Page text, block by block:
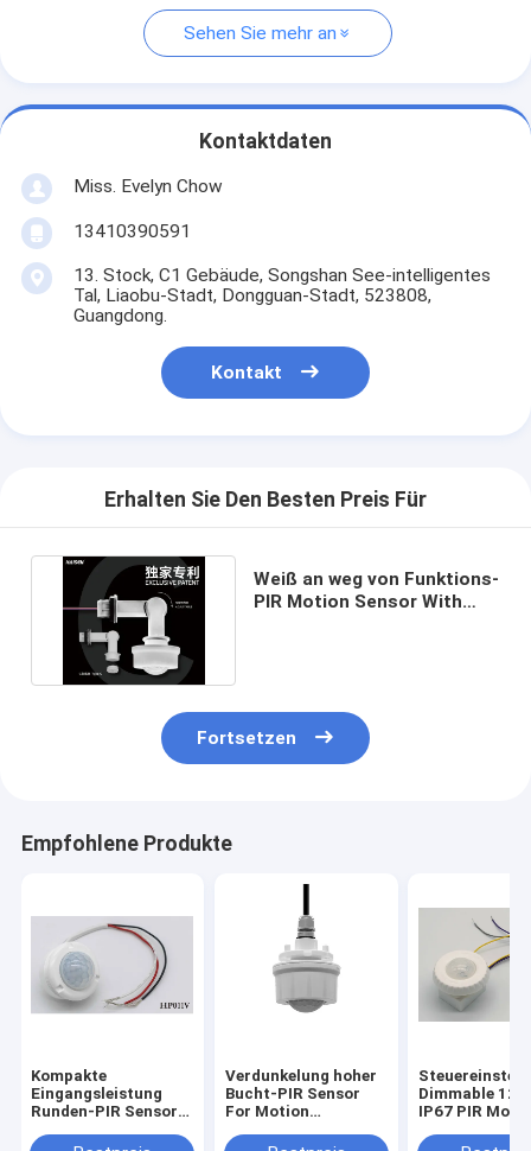
Sehen Sie mehr an
Kontaktdaten
Miss. Evelyn Chow
13410390591
13. Stock, C1 Gebäude, Songshan See-intelligentes
Tal, Liaobu-Stadt, Dongguan-Stadt, 523808,
Guangdong.
Kontakt
Erhalten Sie Den Besten Preis Für
Weiß an weg von Funktions-
PIR Motion Sensor With
Fortsetzen
Empfohlene Produkte
Kompakte
Eingangsleistung
Runden-PIR Sensors
Fernbedienung
Verdunkelung hoher
Bucht-PIR Sensor
For Motion
Fernbedienung
Dimmable
IP67 PIR